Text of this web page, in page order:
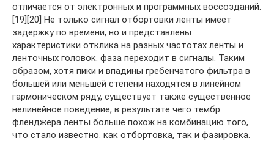
отличается от электронных и программных воссозданий.
[19][20] Не только сигнал отбортовки ленты имеет
задержку по времени, но и представлены
характеристики отклика на разных частотах ленты и
ленточных головок. фаза переходит в сигналы. Таким
образом, хотя пики и впадины гребенчатого фильтра в
большей или меньшей степени находятся в линейном
гармоническом ряду, существует также существенное
нелинейное поведение, в результате чего тембр
фленджера ленты больше похож на комбинацию того,
что стало известно. как отбортовка, так и фазировка.